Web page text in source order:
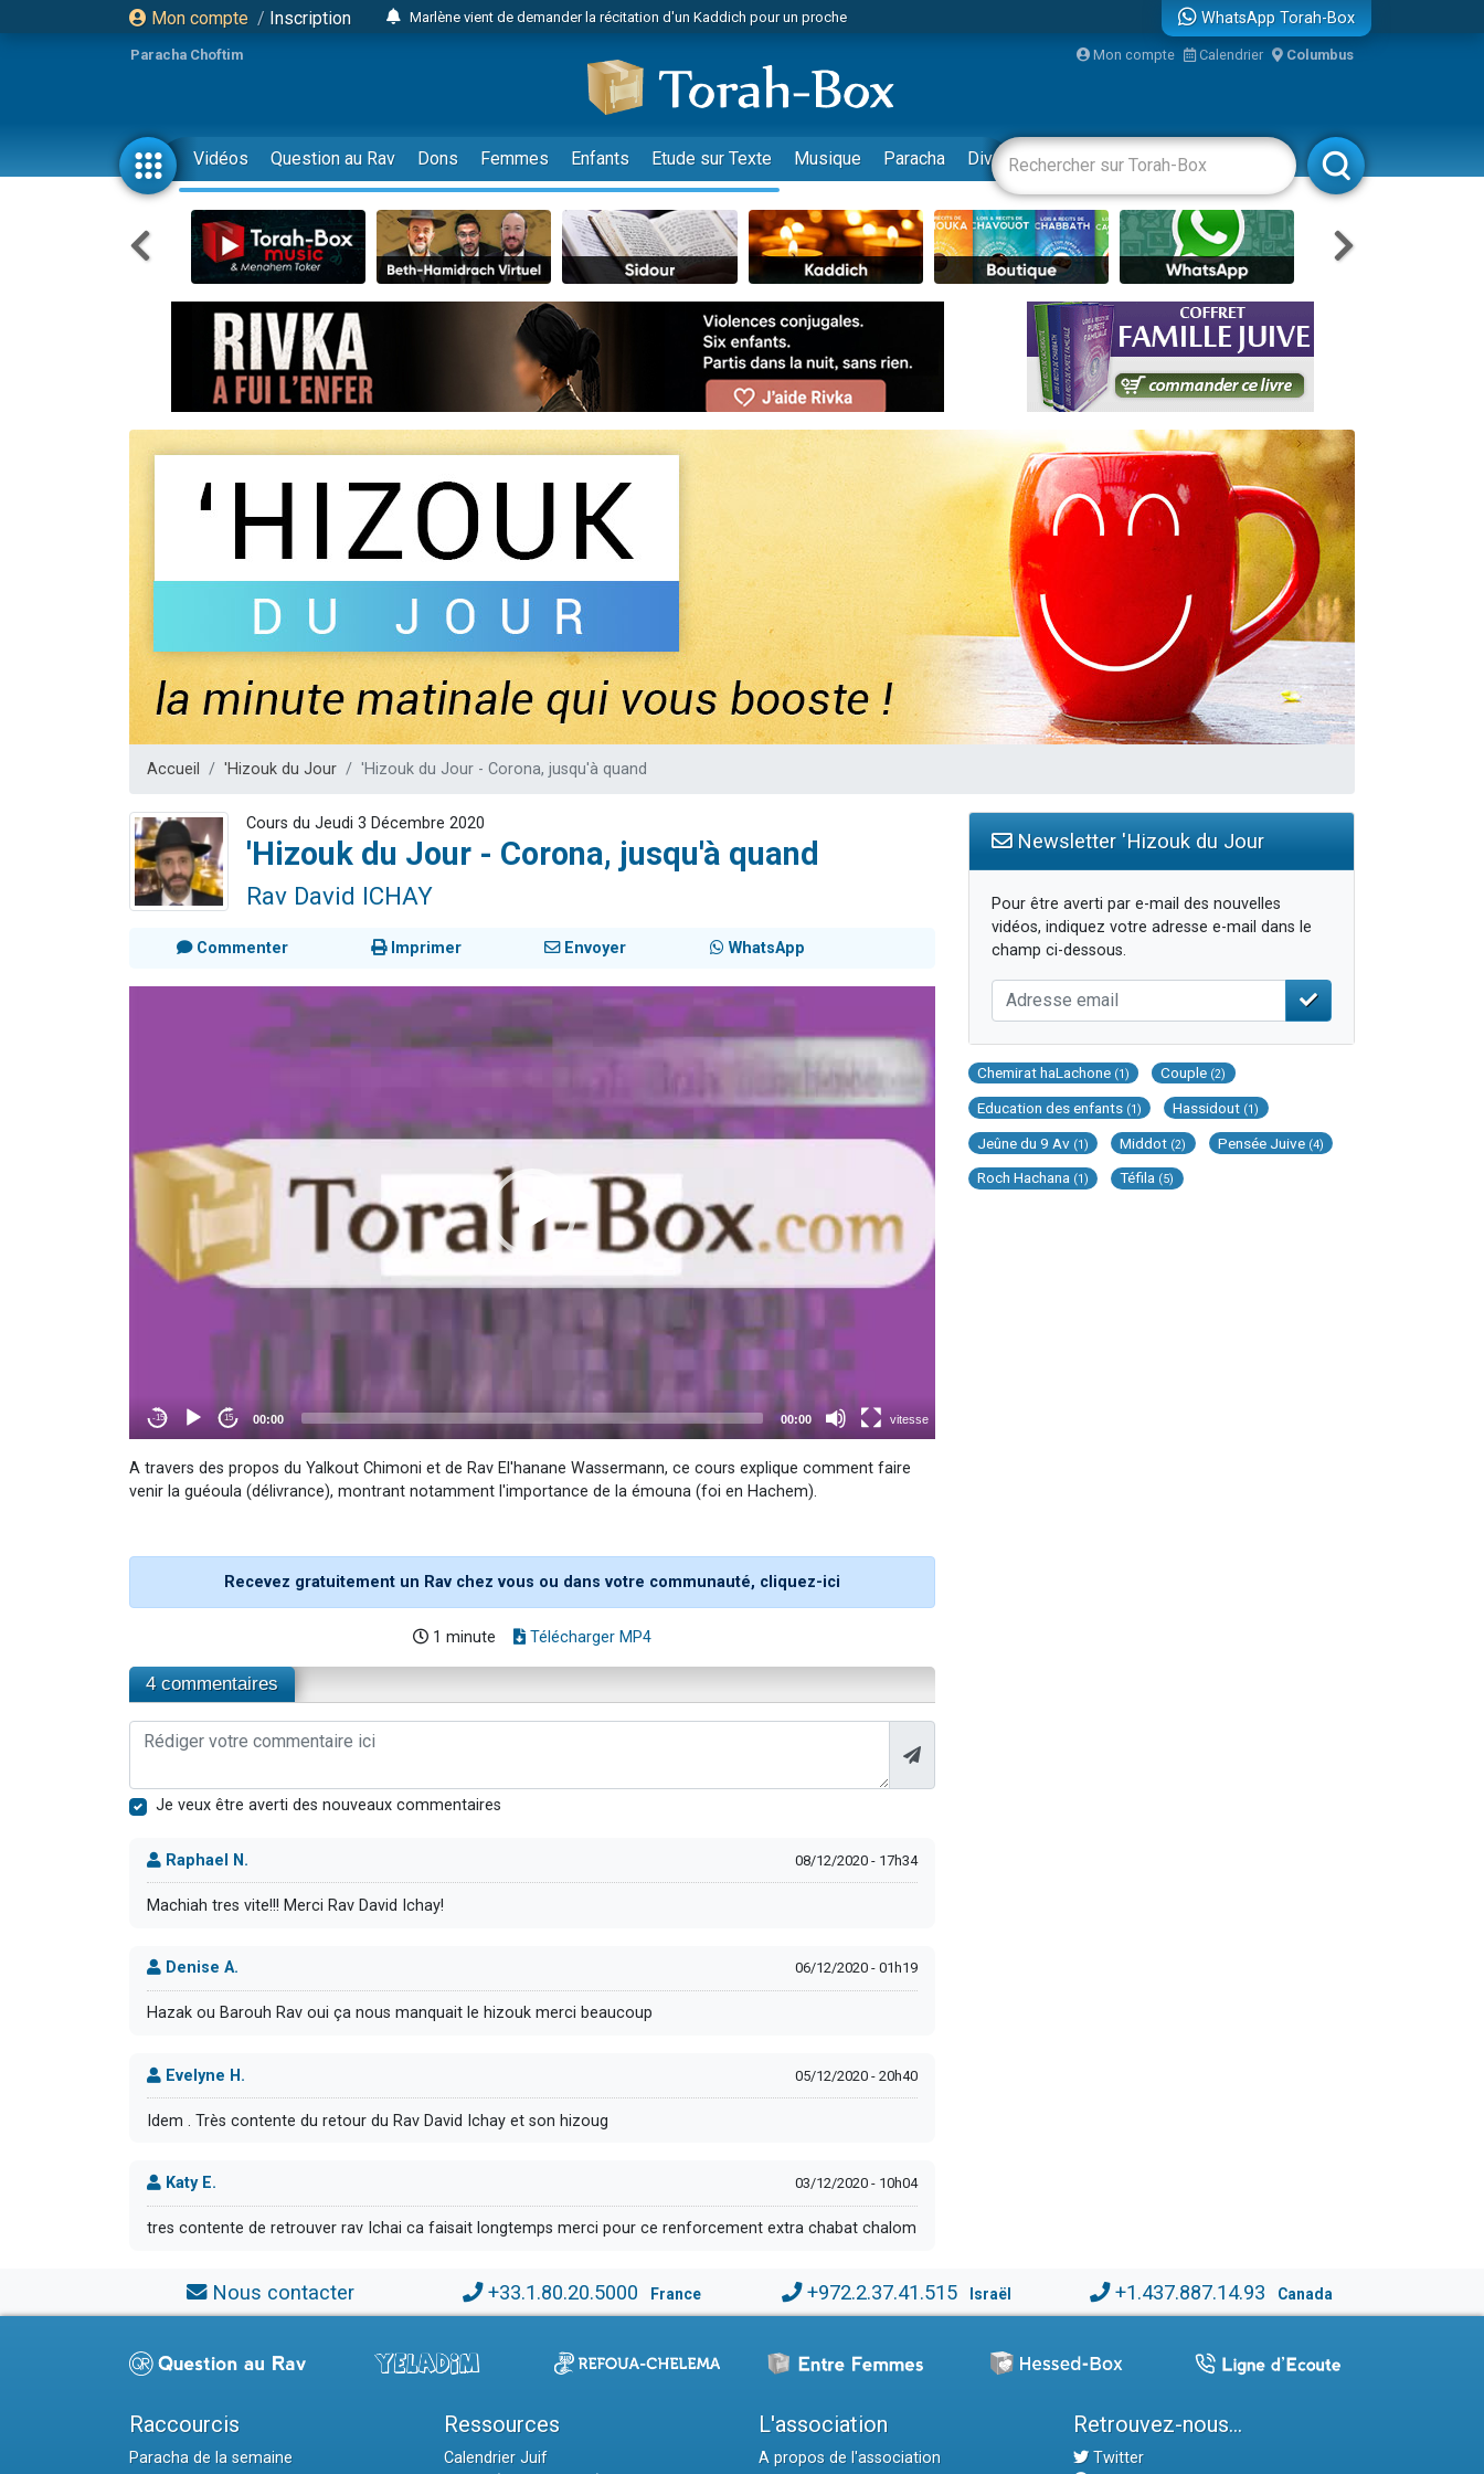
Mon compte / Inscription
Marlène vient de demander la récitation d'un Kaddich pour un proche
2 personnes viennent de nous rejoindre sur WhatsApp
Eli vient de donner son Maasser
3 personnes viennent de faire un don pour Événements Torah-Box
Lisbel Esther vient de donner son Maasser
2 personnes viennent de faire un don pour Tsédaka : pauvres d'Israel
3 personnes viennent de nous rejoindre sur WhatsApp
11 personnes viennent de demander une bénédiction
Il reste 49 places pour étudier en groupe sur Zoom
3 personnes viennent de faire un don pour Diane, 80 ans, dans un appartement insalubre
2 personnes viennent de nous rejoindre sur WhatsApp
29 personnes viennent de demander une bénédiction
Il reste 49 places pour étudier en groupe sur Zoom
2 personnes viennent de nous rejoindre sur WhatsApp
6 personnes viennent de nous rejoindre sur WhatsApp
4 personnes viennent de faire un don pour Reloger Rivka, 6 enfants, victime de violences...
2 personnes viennent de faire un don pour 1 Journée de Vacances Pour les Enfants
4 personnes viennent de nous rejoindre sur WhatsApp
3 nouvelles musiques dans Torah-Box Music
WhatsApp Torah-Box
Paracha Choftim Mon compte Calendrier Columbus
Vidéos Question au Rav Dons Femmes Enfants Etude sur Texte Musique Paracha Divertissements Livres Rabbanim
Accueil 'Hizouk du Jour 'Hizouk du Jour - Corona, jusqu'à quand
Cours du Jeudi 3 Décembre 2020
'Hizouk du Jour - Corona, jusqu'à quand
Rav David ICHAY
Commenter Imprimer Envoyer WhatsApp
A travers des propos du Yalkout Chimoni et de Rav El'hanane Wassermann, ce cours explique comment faire
venir la guéoula (délivrance), montrant notamment l'importance de la émouna (foi en Hachem).
Recevez gratuitement un Rav chez vous ou dans votre communauté, cliquez-ici
1 minute Télécharger MP4
4 commentaires
Je veux être averti des nouveaux commentaires
Raphael N. 08/12/2020 - 17h34
Machiah tres vite!!! Merci Rav David Ichay!
Denise A. 06/12/2020 - 01h19
Hazak ou Barouh Rav oui ça nous manquait le hizouk merci beaucoup
Evelyne H. 05/12/2020 - 20h40
Idem . Très contente du retour du Rav David Ichay et son hizoug
Katy E. 03/12/2020 - 10h04
tres contente de retrouver rav Ichai ca faisait longtemps merci pour ce renforcement extra chabat chalom
Newsletter 'Hizouk du Jour
Pour être averti par e-mail des nouvelles
vidéos, indiquez votre adresse e-mail dans le
champ ci-dessous.
Chemirat haLachone (1) Couple (2)
Education des enfants (1) Hassidout (1)
Jeûne du 9 Av (1) Middot (2) Pensée Juive (4)
Roch Hachana (1) Téfila (5)
Nous contacter +33.1.80.20.5000 France +972.2.37.41.515 Israël +1.437.887.14.93 Canada
Raccourcis
Paracha de la semaine
Ressources
Calendrier Juif
L'association
A propos de l'association
Retrouvez-nous...
Twitter